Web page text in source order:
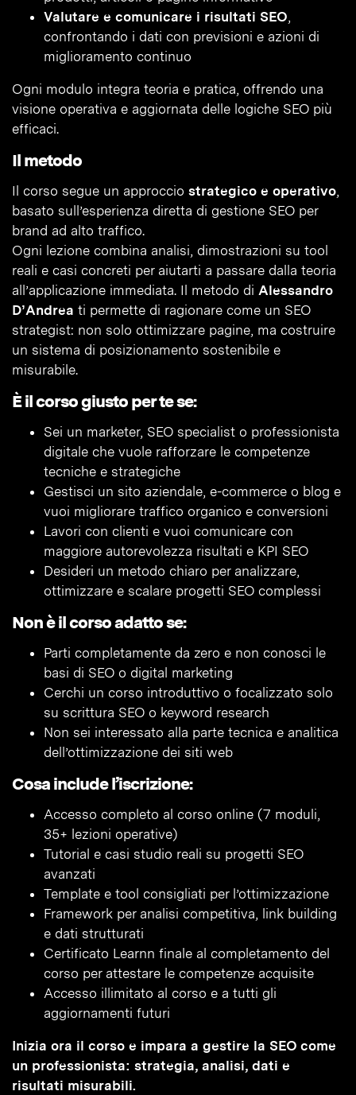
Valutare e comunicare i risultati SEO,
confrontando i dati con previsioni e azioni di
miglioramento continuo
Ogni modulo integra teoria e pratica, offrendo una
visione operativa e aggiornata delle logiche SEO più
efficaci.
Il metodo
Il corso segue un approccio strategico e operativo,
basato sull’esperienza diretta di gestione SEO per
brand ad alto traffico.
Ogni lezione combina analisi, dimostrazioni su tool
reali e casi concreti per aiutarti a passare dalla teoria
all’applicazione immediata. Il metodo di Alessandro
D’Andrea ti permette di ragionare come un SEO
strategist: non solo ottimizzare pagine, ma costruire
un sistema di posizionamento sostenibile e
misurabile.
È il corso giusto per te se:
Sei un marketer, SEO specialist o professionista
digitale che vuole rafforzare le competenze
tecniche e strategiche
Gestisci un sito aziendale, e-commerce o blog e
vuoi migliorare traffico organico e conversioni
Lavori con clienti e vuoi comunicare con
maggiore autorevolezza risultati e KPI SEO
Desideri un metodo chiaro per analizzare,
ottimizzare e scalare progetti SEO complessi
Non è il corso adatto se:
Parti completamente da zero e non conosci le
basi di SEO o digital marketing
Cerchi un corso introduttivo o focalizzato solo
su scrittura SEO o keyword research
Non sei interessato alla parte tecnica e analitica
dell’ottimizzazione dei siti web
Cosa include l’iscrizione:
Accesso completo al corso online (7 moduli,
35+ lezioni operative)
Tutorial e casi studio reali su progetti SEO
avanzati
Template e tool consigliati per l’ottimizzazione
Framework per analisi competitiva, link building
e dati strutturati
Certificato Learnn finale al completamento del
corso per attestare le competenze acquisite
Accesso illimitato al corso e a tutti gli
aggiornamenti futuri
Inizia ora il corso e impara a gestire la SEO come
un professionista: strategia, analisi, dati e
risultati misurabili.